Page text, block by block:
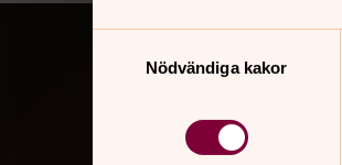
Nödvändiga kakor